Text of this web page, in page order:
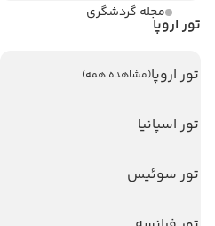
تور اروپا
تور اروپا(مشاهده همه)
تور اسپانیا
تور سوئیس
مجله گردشگری
هتل های پر بازدید
هتل های استانبول